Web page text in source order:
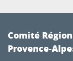
Comité
Provence-